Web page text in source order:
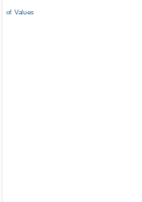
of Values